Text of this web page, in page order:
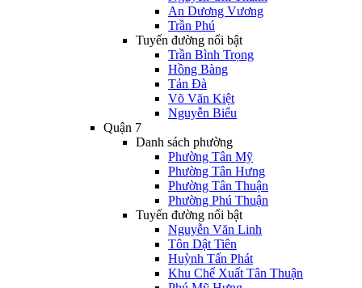
An Dương Vương
Trần Phú
Tuyến đường nổi bật
Trần Bình Trọng
Hồng Bàng
Tản Đà
Võ Văn Kiệt
Nguyễn Biểu
Quận 7
Danh sách phường
Phường Tân Mỹ
Phường Tân Hưng
Phường Tân Thuận
Phường Phú Thuận
Tuyến đường nổi bật
Nguyễn Văn Linh
Tôn Dật Tiên
Huỳnh Tấn Phát
Khu Chế Xuất Tân Thuận